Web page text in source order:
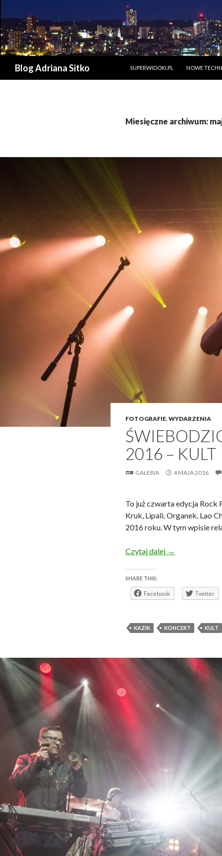
Blog Adriana Sitko
SUPERWIDOKI.PL
NOWE
Miesięczne archiwum:
FOTOGRAFIE, WYDARZENIA
2016 – KULT
GALERIA 4 MAJA 2016
To już czwarta edycja Rock
Kruk, Lipali, Organek, Lao
2016 roku. W tym wpisie
Czytaj dalej Świebodzice
→
SHARE THIS:
Facebook Twitter
KAZIK KONCERT KULT